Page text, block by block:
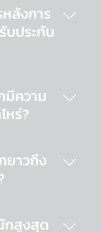
วครับ (ไม่รวม
แม่นยำและ
มงานติดตั้งที่มี
บริการติดตั้งให้
ปติดตั้งเองได้ใน
ลังการ
บประกัน
กคุณลูกค้ามีข้อ
บถาม หรือเกิด
ามารถติดตั้ง
อลูกค้าทุกราย
ศกรรมฐานราก
ถึง 40 ล้านบาท
มีความ
หร่?
ง 34 เมตร การ
กันไปตามการ
องลูกค้า
อาคาร 4 ชั้น ครับ
ยาวถึง
ม่เท่ากัน ถ้าเป็น
กสูงสุด